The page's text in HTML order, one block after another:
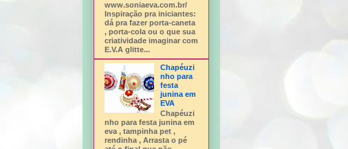
www.soniaeva.com.br/
Inspiração pra iniciantes:
dá pra fazer porta-caneta
, porta-cola ou o que sua
criatividade imaginar com
E.V.A glitte...
Chapéuzi
nho para
festa
junina em
EVA
Chapéuzi
nho para festa junina em
eva , tampinha pet ,
rendinha , Arrasta o pé